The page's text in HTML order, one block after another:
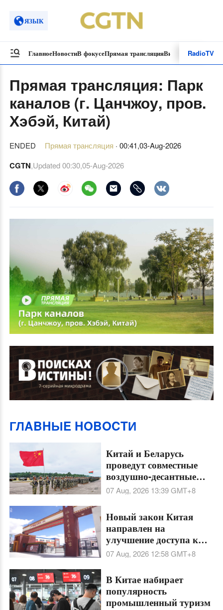
ЯЗЫК
ГлавноеНовостиВ фокусеПрямая трансляцияВидеоролики
RadioTV
Прямая трансляция: Парк
каналов (г. Цанчжоу, пров.
Хэбэй, Китай)
ENDED Прямая трансляция ·00:41,03-Aug-2026
CGTN,Updated00:30,05-Aug-2026
ГЛABHЫE HOBOCTИ
Китай и Беларусь
проведут совместные
воздушно-десантные
тренировки
"Шэньин-2026" в Хубэе
07 Aug, 2026 13:39GMT+8
Новый закон Китая
направлен на
улучшение доступа к
общественным услугам
для всех этнических
групп
07 Aug, 2026 12:58GMT+8
В Китае набирает
популярность
промышленный туризм